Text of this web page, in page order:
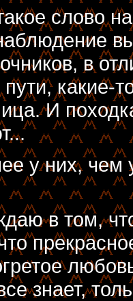
слово
в
какие-
И
у них, чем
в том,
знает,